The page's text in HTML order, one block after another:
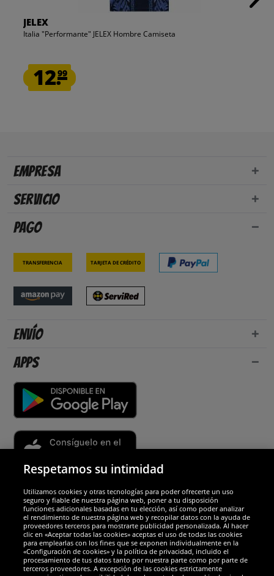
JELEX
Italia "Performante" JELEX Hombre Camiseta
12.99
Empresa
Servicio
Pago
Transferencia Tarjeta de crédito
Envío
Apps
Socios y seguridad
Galardones
Respetamos su intimidad
Utilizamos cookies y otras tecnologías para poder ofrecerte un uso
seguro y fiable de nuestra página web, poner a tu disposición
funciones adicionales basadas en tu elección, así como poder analizar
el rendimiento de nuestra página web y recopilar datos con la ayuda de
proveedores terceros para mostrarte publicidad personalizada. Al hacer
clic en «Aceptar todas las cookies» aceptas el uso de todas las cookies
para emplearlas con los fines que se exponen individualmente en la
«Configuración de cookies» y la política de privacidad, incluido el
procesamiento de tus datos tanto por nuestra parte como por parte de
terceros proveedores. A excepción de las cookies estrictamente